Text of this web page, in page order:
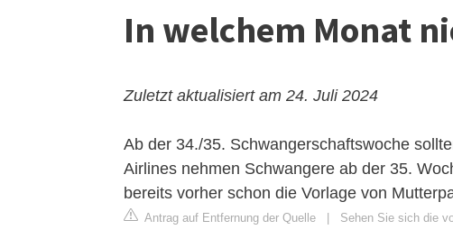
In welchem Monat
Zuletzt aktualisiert am 24. Juli 2024
Ab der 34./35. Schwangerschaftswoche
Airlines nehmen Schwangere ab der 35.
bereits vorher schon die Vorlage von
Antrag auf Entfernung der Quelle Sehen Sie sich die